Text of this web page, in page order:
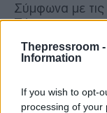
Thepressroom -
Information
If you wish to opt-
processing of your
Σύμφωνα με
Πέτρι, η
της
για την από